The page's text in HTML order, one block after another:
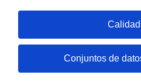
25
Espacial:
Calidad
Conjuntos de